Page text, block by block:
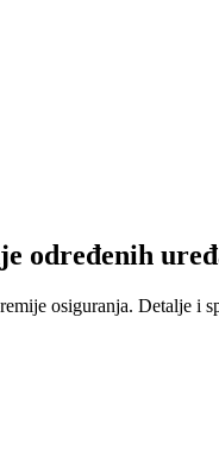
određenih
osiguranja. Detalje i